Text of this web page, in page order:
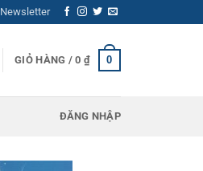
Newsletter
GIỎ HÀNG /0 ₫ 0
ĐĂNG NHẬP